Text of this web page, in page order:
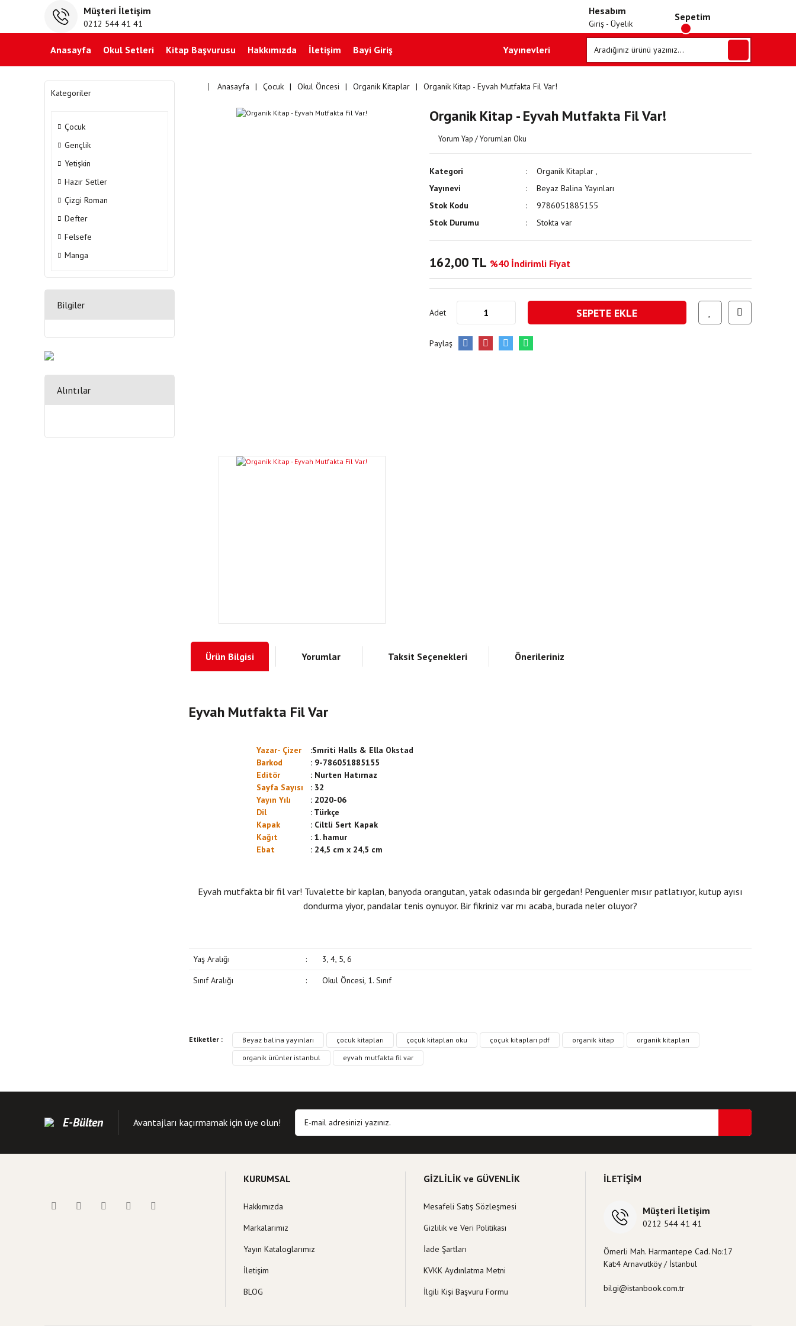
Müşteri İletişim
0212 544 41 41
Hesabım
Giriş - Üyelik
Sepetim
Anasayfa Okul Setleri Kitap Başvurusu Hakkımızda İletişim Bayi Giriş Yayınevleri
Kategoriler
Çocuk
Gençlik
Yetişkin
Hazır Setler
Çizgi Roman
Defter
Felsefe
Manga
Bilgiler
Alıntılar
Anasayfa Çocuk Okul Öncesi Organik Kitaplar Organik Kitap - Eyvah Mutfakta Fil Var!
Organik Kitap - Eyvah Mutfakta Fil Var!
Yorum Yap / Yorumları Oku
Kategori Organik Kitaplar ,
Yayınevi
Beyaz Balina Yayınları
Stok Kodu
9786051885155
Stok Durumu
Stokta var
162,00 TL %40 İndirimli Fiyat
Adet SEPETE EKLE
Paylaş
Ürün Bilgisi Yorumlar Taksit Seçenekleri Önerileriniz
Eyvah Mutfakta Fil Var
Yazar- Çizer :Smriti Halls & Ella Okstad
Barkod
:9-786051885155
Editör
:Nurten Hatırnaz
Sayfa Sayısı
:32
Yayın Yılı
:2020-06
Dil
:Türkçe
Kapak
:Ciltli Sert Kapak
Kağıt
:1. hamur
Ebat
:24,5 cm x 24,5 cm
Eyvah mutfakta bir fil var! Tuvalette bir kaplan, banyoda orangutan, yatak odasında bir gergedan! Penguenler mısır patlatıyor, kutup ayısı
dondurma yiyor, pandalar tenis oynuyor. Bir fikriniz var mı acaba, burada neler oluyor?
Yaş Aralığı :
3, 4, 5, 6
Sınıf Aralığı
: Okul Öncesi, 1. Sınıf
Yorum Yaz
Bu kitabın fiyat bilgisi, resim, kitap açıklamalarında ve diğer konularda yetersiz gördüğünüz noktaları öneri formunu kullanarak tarafımıza iletebilirsiniz.
Görüş ve önerileriniz için teşekkür ederiz.
Kitap bilgilerinde hatalar bulunuyor.
Kitap fiyatı diğer sitelerden daha pahalı.
Gönder
Etiketler : Beyaz balina yayınları çocuk kitapları çoçuk kitapları oku çoçuk kitapları pdf organik kitap
organik kitapları
organik ürünler istanbul
eyvah mutfakta fil var
E-Bülten Avantajları kaçırmamak için üye olun!
KURUMSAL
Hakkımızda
Markalarımız
Yayın Kataloglarımız
İletişim
BLOG
GİZLİLİK ve GÜVENLİK
Mesafeli Satış Sözleşmesi
Gizlilik ve Veri Politikası
İade Şartları
KVKK Aydınlatma Metni
İlgili Kişi Başvuru Formu
İLETİŞİM
Müşteri İletişim
0212 544 41 41
Ömerli Mah. Harmantepe Cad. No:17
Kat:4 Arnavutköy / İstanbul
bilgi@istanbook.com.tr